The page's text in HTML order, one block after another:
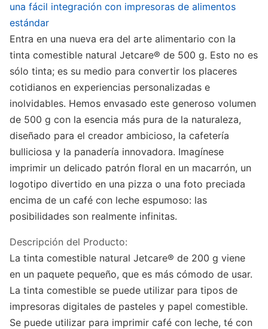
una fácil integración con impresoras de alimentos
estándar
Entra en una nueva era del arte alimentario con la
tinta comestible natural Jetcare® de 500 g. Esto no es
sólo tinta; es su medio para convertir los placeres
cotidianos en experiencias personalizadas e
inolvidables. Hemos envasado este generoso volumen
de 500 g con la esencia más pura de la naturaleza,
diseñado para el creador ambicioso, la cafetería
bulliciosa y la panadería innovadora. Imagínese
imprimir un delicado patrón floral en un macarrón, un
logotipo divertido en una pizza o una foto preciada
encima de un café con leche espumoso: las
posibilidades son realmente infinitas.
Descripción del Producto:
La tinta comestible natural Jetcare® de 200 g viene
en un paquete pequeño, que es más cómodo de usar.
La tinta comestible se puede utilizar para tipos de
impresoras digitales de pasteles y papel comestible.
Se puede utilizar para imprimir café con leche, té con